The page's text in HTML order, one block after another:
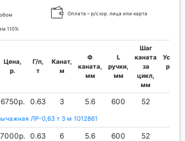
Оплата – р/с юр. лица или карта
110%
Цена,
р.
Г/п,
т
Канат,
м
Ф
каната,
мм
L
ручки,
мм
Шаг
каната
за
цикл,
мм
Усилие
руки,
6750р. 0.63 3 5.6 600 52
ЛР-0,63 т 3 м 1012861
7000р. 0.63 6 5.6 600 52